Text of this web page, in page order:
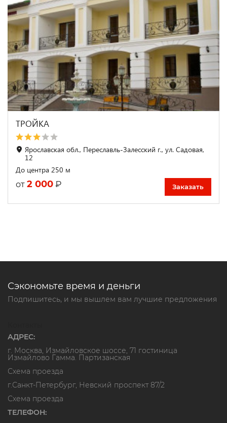
ТРОЙКА
Ярославская обл., Переславль-Залесский г., ул. Садовая,
12
До центра 250 м
от 2 000 ₽ Заказать
Сэкономьте время и деньги
Подпишитесь, и мы вышлем вам лучшие предложения
АДРЕС:
г. Москва, Измайловское шоссе, 71 гостиница
Измайлово Гамма. Партизанская
Схема проезда
г.Санкт-Петербург, Невский проспект 87/2
Схема проезда
ТЕЛЕФОН: